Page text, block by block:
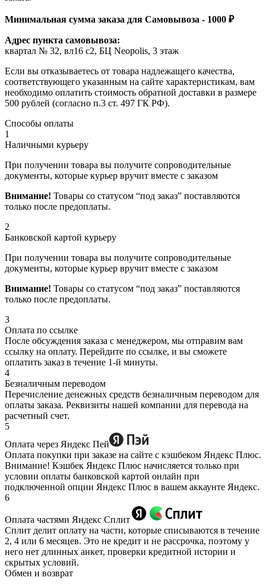
Минимальная сумма заказа для Самовывоза - 1000 ₽
Адрес пункта самовывоза:
квартал № 32, вл16 с2, БЦ Neopolis, 3 этаж
Если вы отказываетесь от товара надлежащего качества,
соответствующего указанным на сайте характеристикам, вам
необходимо оплатить стоимость обратной доставки в размере
500 рублей (согласно п.3 ст. 497 ГК РФ).
Способы оплаты
1
Наличными курьеру
При получении товара вы получите сопроводительные
документы, которые курьер вручит вместе с заказом
Внимание! Товары со статусом “под заказ” поставляются
только после предоплаты.
2
Банковской картой курьеру
При получении товара вы получите сопроводительные
документы, которые курьер вручит вместе с заказом
Внимание! Товары со статусом “под заказ” поставляются
только после предоплаты.
3
Оплата по ссылке
После обсуждения заказа с менеджером, мы отправим вам
ссылку на оплату. Перейдите по ссылке, и вы сможете
оплатить заказ в течение 1-й минуты.
4
Безналичным переводом
Перечисление денежных средств безналичным переводом для
оплаты заказа. Реквизиты нашей компании для перевода на
расчетный счет.
5
Оплата через Яндекс Пей
Оплата покупки при заказе на сайте с кэшбеком Яндекс Плюс.
Внимание! Кэшбек Яндекс Плюс начисляется только при
условии оплаты банковской картой онлайн при
подключенной опции Яндекс Плюс в вашем аккаунте Яндекс.
6
Оплата частями Яндекс Сплит
Сплит делит оплату на части, которые списываются в течение
2, 4 или 6 месяцев. Это не кредит и не рассрочка, поэтому у
него нет длинных анкет, проверки кредитной истории и
скрытых условий.
Обмен и возврат